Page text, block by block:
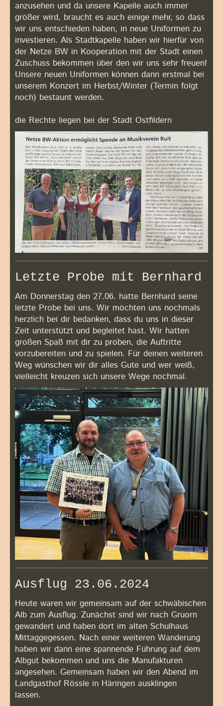
anzusehen und da unsere Kapelle auch immer
größer wird, braucht es auch einige mehr, so dass
wir uns entschieden haben, in neue Uniformen zu
investieren. Als Stadtkapelle haben wir hierfür von
der Netze BW in Kooperation mit der Stadt einen
Zuschuss bekommen über den wir uns sehr freuen!
Unsere neuen Uniformen können dann erstmal bei
unserem Konzert im Herbst/Winter (Termin folgt
noch) bestaunt werden.
die Rechte liegen bei der Stadt Ostfildern
Letzte Probe mit Bernhard
Am Donnerstag den 27.06. hatte Bernhard seine
letzte Probe bei uns. Wir möchten uns nochmals
herzlich bei dir bedanken, dass du uns in dieser
Zeit unterstützt und begleitet hast. Wir hatten
großen Spaß mit dir zu proben, die Auftritte
vorzubereiten und zu spielen. Für deinen weiteren
Weg wünschen wir dir alles Gute und wer weiß,
vielleicht kreuzen sich unsere Wege nochmal.
Ausflug 23.06.2024
Heute waren wir gemeinsam auf der schwäbischen
Alb zum Ausflug. Zunächst sind wir nach Gruorn
gewandert und haben dort im alten Schulhaus
Mittaggegessen. Nach einer weiteren Wanderung
haben wir dann eine spannende Führung auf dem
Albgut bekommen und uns die Manufakturen
angesehen. Gemeinsam haben wir den Abend im
Landgasthof Rössle in Häringen ausklingen
lassen.